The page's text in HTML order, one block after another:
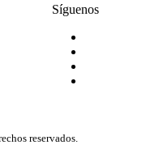
Síguenos
reservados.